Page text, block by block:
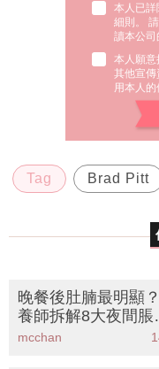
本人已詳
細則。
讀本公司
本人願意
其他宣傳
用本人的
Tag Brad Pitt
晚餐後肚腩最明顯
養師拆解8大夜間脹
元兇食物丨附4招即
mcchan